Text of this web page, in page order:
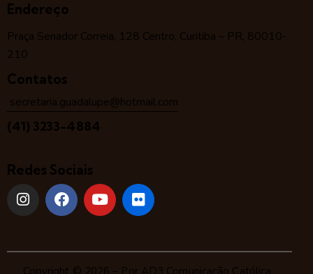
Endereço
Praça Senador Correia, 128 Centro, Curitiba – PR, 80010-
210
Contatos
secretaria.guadalupe@hotmail.com
(41) 3233-4884
Redes Sociais
Copyright © 2026 – Por AD3 Comunicação Católica